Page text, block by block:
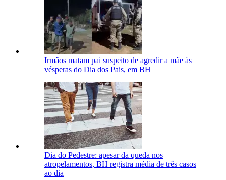
Irmãos matam pai suspeito de agredir a mãe às
vésperas do Dia dos Pais, em BH
Dia do Pedestre: apesar da queda nos
atropelamentos, BH registra média de três casos
ao dia